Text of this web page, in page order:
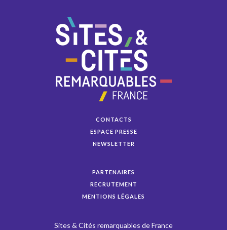
CONTACTS
ESPACE PRESSE
NEWSLETTER
PARTENAIRES
RECRUTEMENT
MENTIONS LÉGALES
Sites & Cités remarquables de France